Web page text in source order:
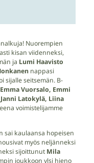
Nuorempien
kisan viidenneksi,
ja Lumi Haavisto
nappasi
sijalle seitsemän. B-
Emma Vuorsalo, Emmi
Latokylä, Liina
voimistelijamme
sai kaulaansa hopeisen
myös neljänneksi
sijoittunutMila
joukkoon ylsi hieno